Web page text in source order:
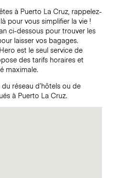
à Puerto La Cruz, rappelez-
pour vous simplifier la vie !
ci-dessous pour trouver les
laisser vos bagages.
est le seul service de
des tarifs horaires et
maximale.
réseau d’hôtels ou de
à Puerto La Cruz.